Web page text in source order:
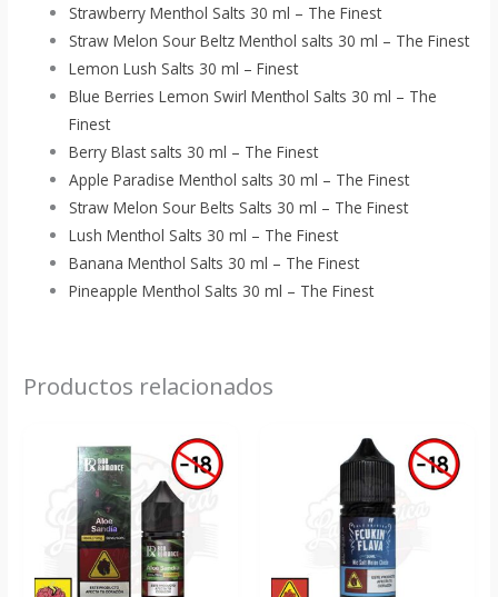
Strawberry Menthol Salts 30 ml – The Finest
Straw Melon Sour Beltz Menthol salts 30 ml – The Finest
Lemon Lush Salts 30 ml – Finest
Blue Berries Lemon Swirl Menthol Salts 30 ml – The
Finest
Berry Blast salts 30 ml – The Finest
Apple Paradise Menthol salts 30 ml – The Finest
Straw Melon Sour Belts Salts 30 ml – The Finest
Lush Menthol Salts 30 ml – The Finest
Banana Menthol Salts 30 ml – The Finest
Pineapple Menthol Salts 30 ml – The Finest
Productos relacionados